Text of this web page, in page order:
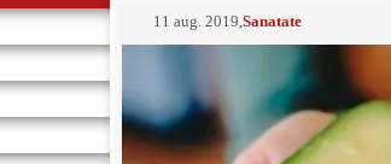
11 aug. 2019 ,Sanatate